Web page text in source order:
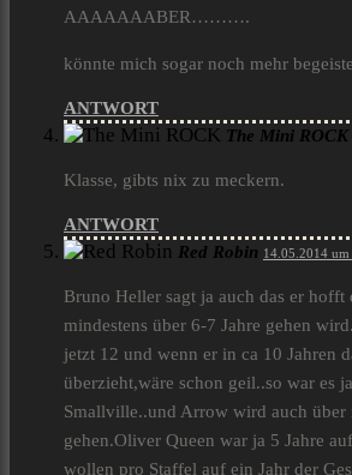
AAAAAAABER……….
könnte mich sogar noch mehr
ANTWORT
The Mini ROCK
Klasse, gibts nix zu meckern.
ANTWORT
Red Robin 14.05.2014 um
Bruno Heller sagt ja auch das er hofft
mindestens über 6-7 Jahre gehen
jetzt 12 und wenn er in ca 10 Jahren
überzieht,wäre schon geil..so war es
Smallville..und Arrow wird auch über
gehen.Oliver Queen war ja 5 Jahre
wollen pro Staffel auf ein Jahr der